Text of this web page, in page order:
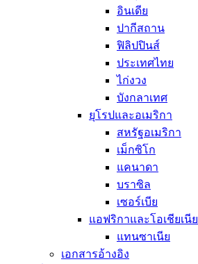
อินเดีย
ปากีสถาน
ฟิลิปปินส์
ประเทศไทย
ไก่งวง
บังกลาเทศ
ยุโรปและอเมริกา
สหรัฐอเมริกา
เม็กซิโก
แคนาดา
บราซิล
เซอร์เบีย
แอฟริกาและโอเชียเนีย
แทนซาเนีย
เอกสารอ้างอิง